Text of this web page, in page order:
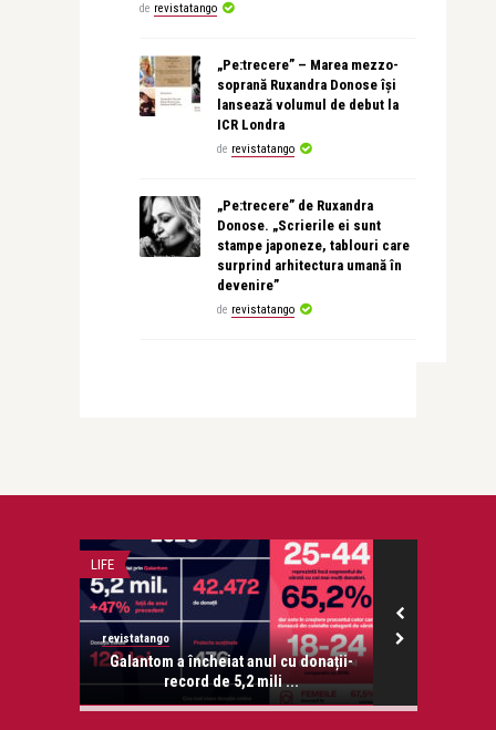
de revistatango
„Pe:trecere” – Marea mezzo-
soprană Ruxandra Donose își
lansează volumul de debut la
ICR Londra
de revistatango
„Pe:trecere” de Ruxandra
Donose. „Scrierile ei sunt
stampe japoneze, tablouri care
surprind arhitectura umană în
devenire”
de revistatango
LIFE
revistatango
Galantom a încheiat anul cu donații-
record de 5,2 mili ...